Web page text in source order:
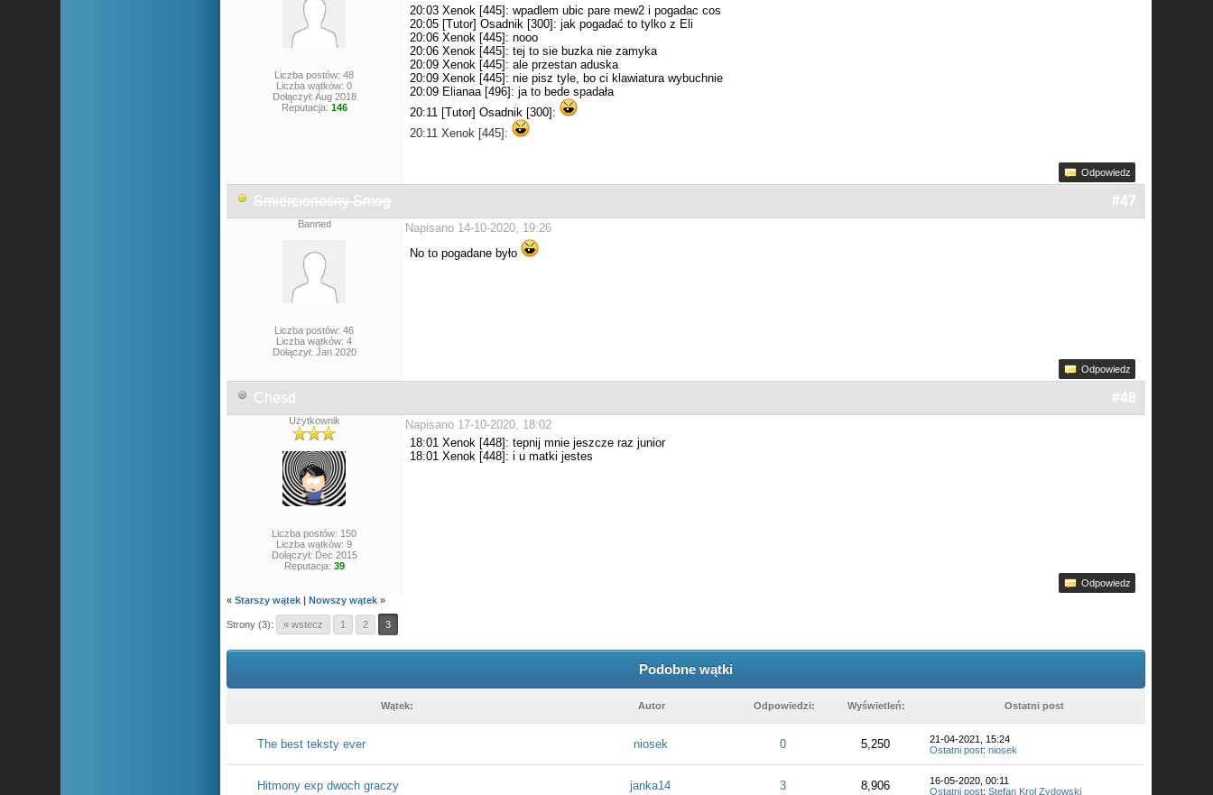
Liczba postów: 48
Liczba wątków: 0
Dołączył: Aug 2018
Reputacja: 146
20:03 Xenok [445]: wpadlem ubic pare mew2 i pogadac cos
20:05 [Tutor] Osadnik [300]: jak pogadać to tylko z Eli
20:06 Xenok [445]: nooo
20:06 Xenok [445]: tej to sie buzka nie zamyka
20:09 Xenok [445]: ale przestan aduska
20:09 Xenok [445]: nie pisz tyle, bo ci klawiatura wybuchnie
20:09 Elianaa [496]: ja to bede spadała
20:11 [Tutor] Osadnik [300]:
20:11 Xenok [445]:
Odpowiedz
Smiercionosny Smog #47
Banned
Liczba postów: 46
Liczba wątków: 4
Dołączył: Jan 2020
Napisano 14-10-2020, 19:26
No to pogadane było
Odpowiedz
Chesd #48
Użytkownik
Liczba postów: 150
Liczba wątków: 9
Dołączył: Dec 2015
Reputacja: 39
Napisano 17-10-2020, 18:02
18:01 Xenok [448]: tepnij mnie jeszcze raz junior
18:01 Xenok [448]: i u matki jestes
Odpowiedz
«Starszy wątek |Nowszy wątek »
Strony (3): « wstecz 1 2 3
Podobne wątki
Wątek: Autor Odpowiedzi: Wyświetleń: Ostatni post
The best teksty ever niosek 0 5,250
21-04-2021, 15:24
Ostatni post:niosek
Hitmony exp dwoch graczy janka14 3 8,906
16-05-2020, 00:11
Ostatni post:Stefan Krol Zydowski